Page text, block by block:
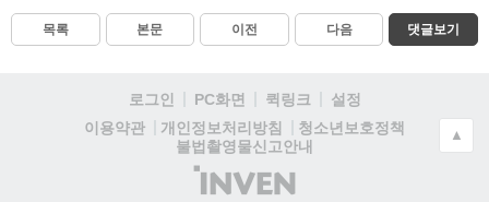
목록 본문 이전 다음 댓글보기
로그인 PC화면 퀵링크
설정
이용약관
개인정보처리방침
청소년보호정책
불법촬영물신고안내
(주)
인
▲